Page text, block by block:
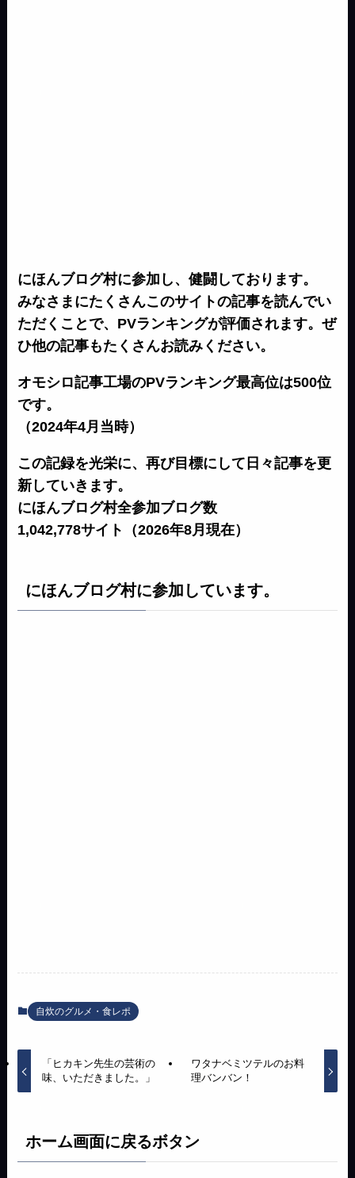
にほんブログ村に参加し、健闘しております。
みなさまにたくさんこのサイトの記事を読んでい
ただくことで、PVランキングが評価されます。ぜ
ひ他の記事もたくさんお読みください。
オモシロ記事工場のPVランキング最高位は500位
です。
（2024年4月当時）
この記録を光栄に、再び目標にして日々記事を更
新していきます。
にほんブログ村全参加ブログ数
1,042,778サイト（2026年8月現在）
にほんブログ村に参加しています。
自炊のグルメ・食レポ
「ヒカキン先生の芸術の
味、いただきました。」
ワタナベミツテルのお料
理バンバン！
ホーム画面に戻るボタン